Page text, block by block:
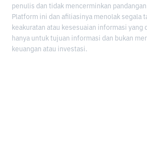
penulis dan tidak mencerminkan
Platform ini dan afiliasinya menolak segala
keakuratan atau kesesuaian informasi yang
hanya untuk tujuan informasi dan bukan
keuangan atau investasi.